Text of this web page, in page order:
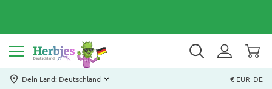
Dein Land: Deutschland € EUR DE